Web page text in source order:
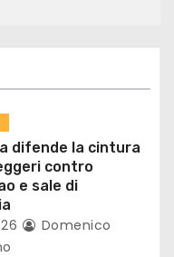
difende la cintura
contro
e sale di
Domenico